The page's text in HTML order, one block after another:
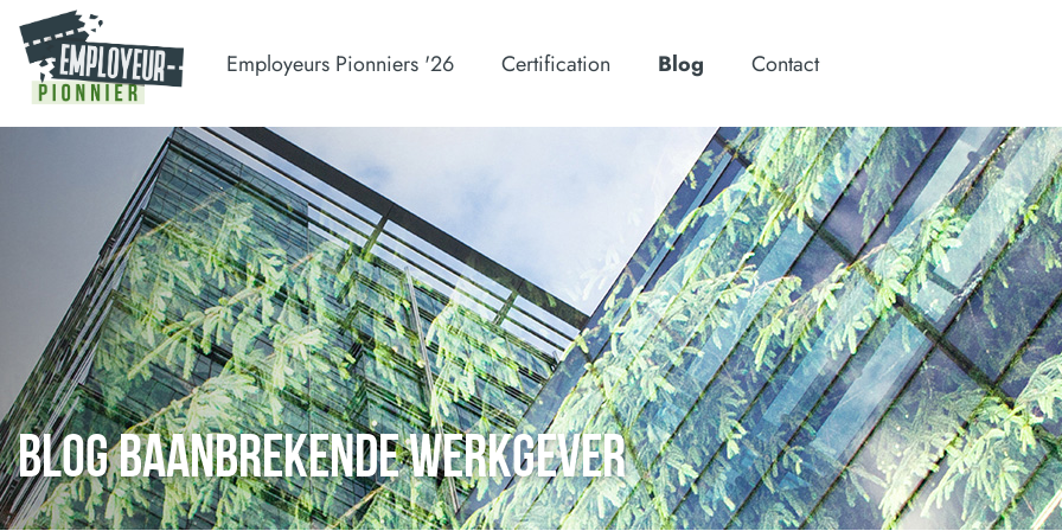
Employeurs Pionniers '26 Certification Blog Contact
BLOG BAANBREKENDE WERKGEVER